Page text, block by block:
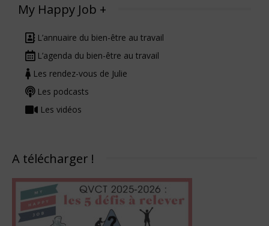
My Happy Job +
L’annuaire du bien-être au travail
L’agenda du bien-être au travail
Les rendez-vous de Julie
Les podcasts
Les vidéos
A télécharger !